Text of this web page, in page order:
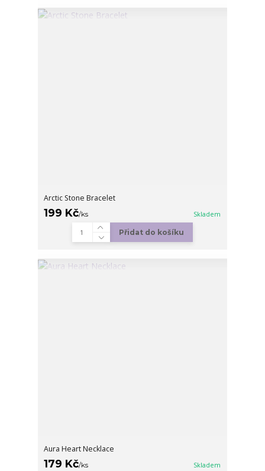
Arctic Stone Bracelet
199 Kč/ks Skladem
Přidat do košíku
Aura Heart Necklace
179 Kč/ks Skladem